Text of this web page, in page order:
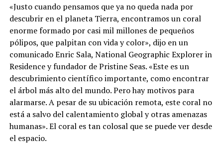
«Justo cuando pensamos que ya no queda nada por
descubrir en el planeta Tierra, encontramos un coral
enorme formado por casi mil millones de pequeños
pólipos, que palpitan con vida y color», dijo en un
comunicado Enric Sala, National Geographic Explorer in
Residence y fundador de Pristine Seas. «Este es un
descubrimiento científico importante, como encontrar
el árbol más alto del mundo. Pero hay motivos para
alarmarse. A pesar de su ubicación remota, este coral no
está a salvo del calentamiento global y otras amenazas
humanas». El coral es tan colosal que se puede ver desde
el espacio.